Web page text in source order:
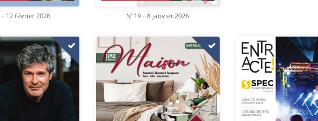
- 12 février 2026 N°19 - 8 janvier 2026